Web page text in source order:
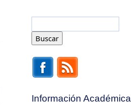
Información Académica